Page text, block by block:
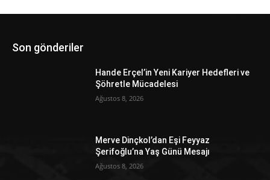
Son gönderiler
Hande Erçel’in Yeni Kariyer Hedefleri ve
Şöhretle Mücadelesi
Ağustos 8, 2026
Merve Dinçkol’dan Eşi Feyyaz
Şerifoğlu’na Yaş Günü Mesajı
Ağustos 8, 2026